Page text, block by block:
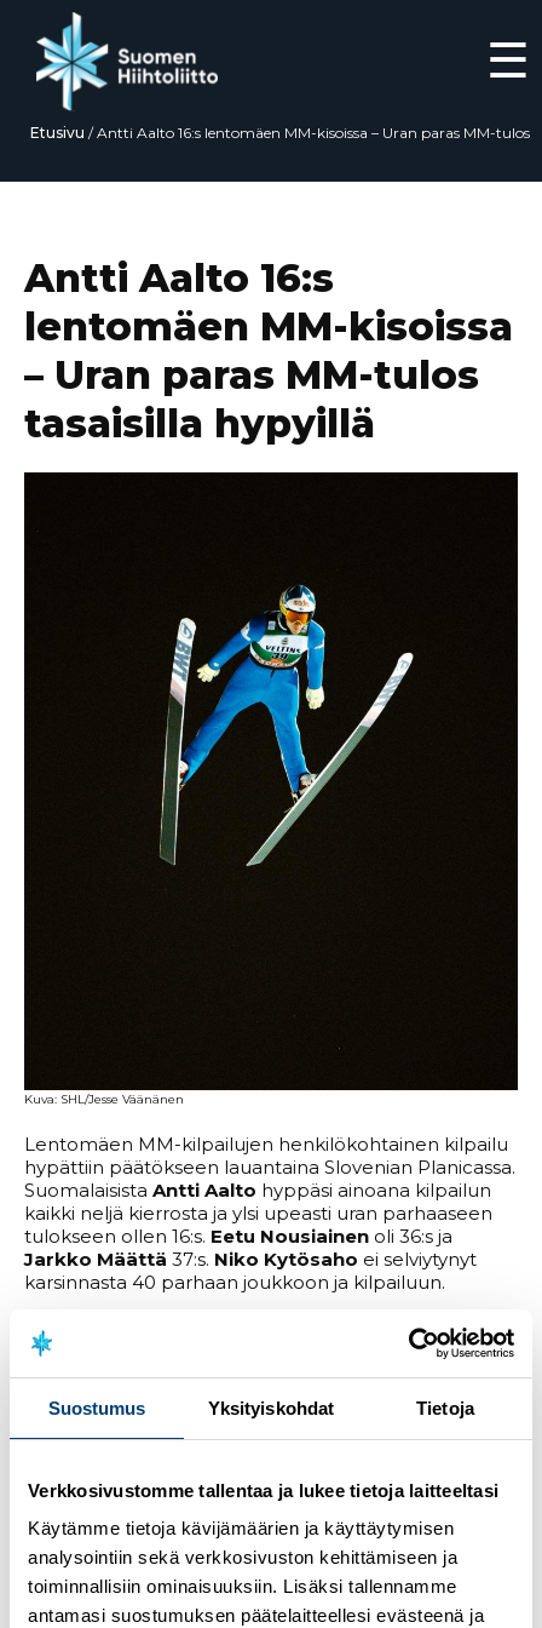
Suostumus Yksityiskohdat Tietoja
Verkkosivustomme tallentaa ja lukee tietoja laitteeltasi
Käytämme tietoja kävijämäärien ja käyttäytymisen
analysointiin sekä verkkosivuston kehittämiseen ja
toiminnallisiin ominaisuuksiin. Lisäksi tallennamme
antamasi suostumuksen päätelaitteellesi evästeenä ja
☰
Etusivu /Antti Aalto 16:s lentomäen MM-kisoissa – Uran paras MM-tulos
Antti Aalto 16:s
lentomäen MM-kisoissa
– Uran paras MM-tulos
tasaisilla hypyillä
Kuva: SHL/Jesse Väänänen
Lentomäen MM-kilpailujen henkilökohtainen kilpailu
hypättiin päätökseen lauantaina Slovenian Planicassa.
Suomalaisista Antti Aalto hyppäsi ainoana kilpailun
kaikki neljä kierrosta ja ylsi upeasti uran parhaaseen
tulokseen ollen 16:s. Eetu Nousiainen oli 36:s ja
Jarkko Määttä 37:s. Niko Kytösaho ei selviytynyt
karsinnasta 40 parhaan joukkoon ja kilpailuun.
Antti Aallon kilpailuvahvuus oli tasaisuus. Aalto liiteli
205, kaksi kertaa 208,5 ja kerran 207,5 metriset hypyt
Planican lentomäessä. Aalto oli tyytyväinen
hyppyihinsä kisarupeaman ajan, ja uskoi
itseluottamuksen kasvavan ja rentouden löytyvät
tasaisuuden kautta.
”Kisat on nyt hypätty. Hyvin samanlaisia hyppyjä oli
lähteä kyllä positiivisella mielellä huomiseen kisaan”,
jutteli Aalto.
Antti Aallon analyysi henkilökohtaisen kilpailun